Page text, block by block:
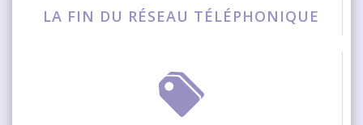
LA FIN DU RÉSEAU TÉLÉPHONIQUE